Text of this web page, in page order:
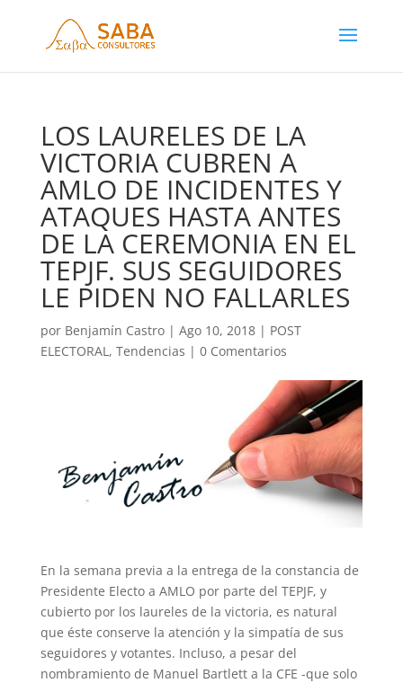
LOS LAURELES DE LA
VICTORIA CUBREN A
AMLO DE INCIDENTES Y
ATAQUES HASTA ANTES
DE LA CEREMONIA EN EL
TEPJF. SUS SEGUIDORES
LE PIDEN NO FALLARLES
por Benjamín Castro| Ago 10, 2018| POST
ELECTORAL, Tendencias | 0 Comentarios
En la semana previa a la entrega de la constancia de
Presidente Electo a AMLO por parte del TEPJF, y
cubierto por los laureles de la victoria, es natural
que éste conserve la atención y la simpatía de sus
seguidores y votantes. Incluso, a pesar del
nombramiento de Manuel Bartlett a la CFE -que solo